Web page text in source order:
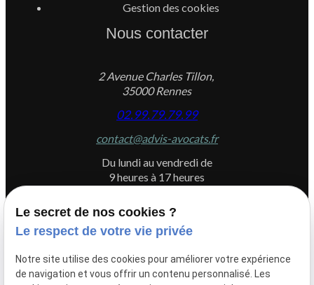
Gestion des cookies
Nous contacter
2 Avenue Charles Tillon,
35000 Rennes
02.99.79.79.99
contact@advis-avocats.fr
Du lundi au vendredi de
9 heures à 17 heures
Newletter
Inscrivez-vous à la newsletter du Cabinet ADVIS
Le secret de nos cookies ?
Le respect de votre vie privée
Notre site utilise des cookies pour améliorer votre expérience
de navigation et vous offrir un contenu personnalisé. Les